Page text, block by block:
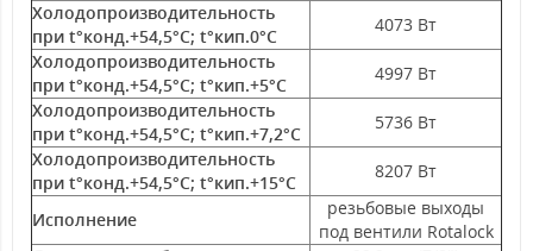
Холодопроизводительность
при t°конд.+54,5°С; t°кип.0°С
4073 Вт
Холодопроизводительность
при t°конд.+54,5°С; t°кип.+5°С
4997 Вт
Холодопроизводительность
при t°конд.+54,5°С; t°кип.+7,2°С
5736 Вт
Холодопроизводительность
при t°конд.+54,5°С; t°кип.+15°С
8207 Вт
Исполнение
резьбовые выходы
под вентили Rotalock